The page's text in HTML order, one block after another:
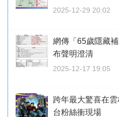
2025-12-29 20:02
網傳「65歲隱藏
布聲明澄清
2025-12-17 19:05
跨年最大驚喜在
台粉絲衝現場